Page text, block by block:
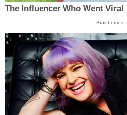
The Influencer Who Went
Brainberries